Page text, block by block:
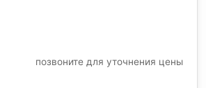
позвоните для уточнения цены